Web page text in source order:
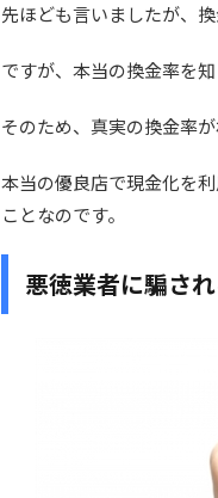
先ほども言いましたが、
ですが、本当の換金率を
そのため、真実の換金率
本当の優良店で現金化を
ことなのです。
悪徳業者に騙さ